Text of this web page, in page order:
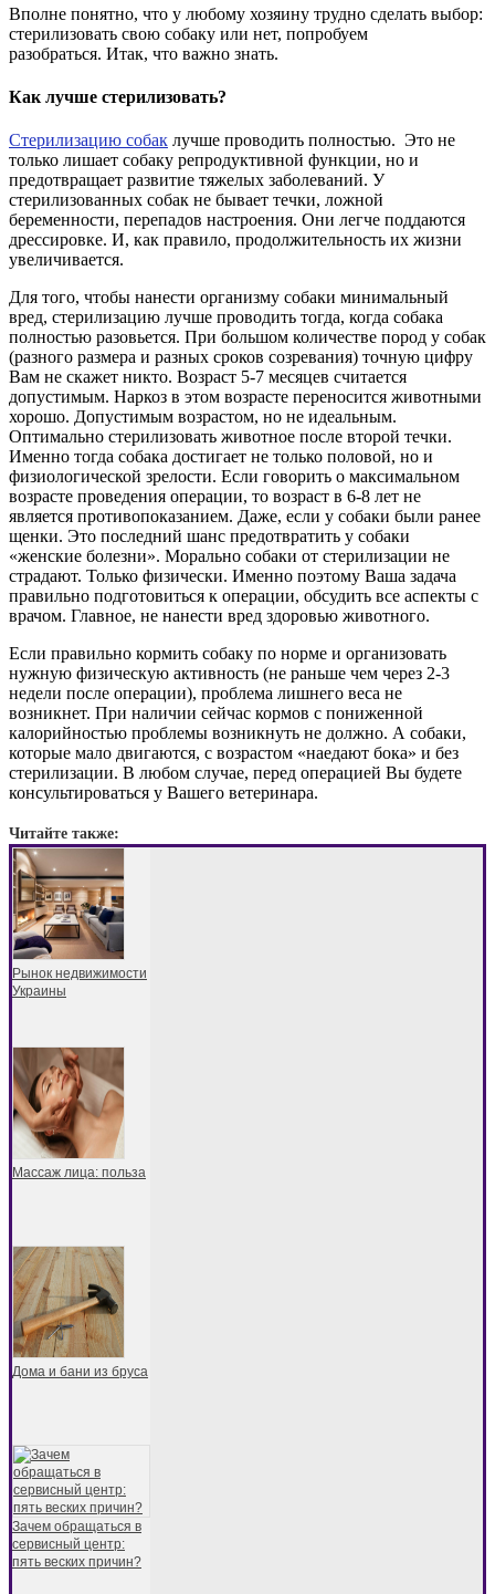
Вполне понятно, что у любому хозяину трудно сделать выбор:
стерилизовать свою собаку или нет, попробуем
разобраться. Итак, что важно знать.
Как лучше стерилизовать?
Стерилизацию собак лучше проводить полностью. Это не
только лишает собаку репродуктивной функции, но и
предотвращает развитие тяжелых заболеваний. У
стерилизованных собак не бывает течки, ложной
беременности, перепадов настроения. Они легче поддаются
дрессировке. И, как правило, продолжительность их жизни
увеличивается.
Для того, чтобы нанести организму собаки минимальный
вред, стерилизацию лучше проводить тогда, когда собака
полностью разовьется. При большом количестве пород у собак
(разного размера и разных сроков созревания) точную цифру
Вам не скажет никто. Возраст 5-7 месяцев считается
допустимым. Наркоз в этом возрасте переносится животными
хорошо. Допустимым возрастом, но не идеальным.
Оптимально стерилизовать животное после второй течки.
Именно тогда собака достигает не только половой, но и
физиологической зрелости. Если говорить о максимальном
возрасте проведения операции, то возраст в 6-8 лет не
является противопоказанием. Даже, если у собаки были ранее
щенки. Это последний шанс предотвратить у собаки
«женские болезни». Морально собаки от стерилизации не
страдают. Только физически. Именно поэтому Ваша задача
правильно подготовиться к операции, обсудить все аспекты с
врачом. Главное, не нанести вред здоровью животного.
Если правильно кормить собаку по норме и организовать
нужную физическую активность (не раньше чем через 2-3
недели после операции), проблема лишнего веса не
возникнет. При наличии сейчас кормов с пониженной
калорийностью проблемы возникнуть не должно. А собаки,
которые мало двигаются, с возрастом «наедают бока» и без
стерилизации. В любом случае, перед операцией Вы будете
консультироваться у Вашего ветеринара.
Читайте также:
Рынок недвижимости
Украины
Массаж лица: польза
Дома и бани из бруса
Зачем обращаться в
сервисный центр:
пять веских причин?